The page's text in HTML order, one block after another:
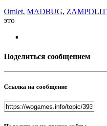
Omlet, MADBUG, ZAMPOLIT
это
Поделиться сообщением
Ссылка на сообщение